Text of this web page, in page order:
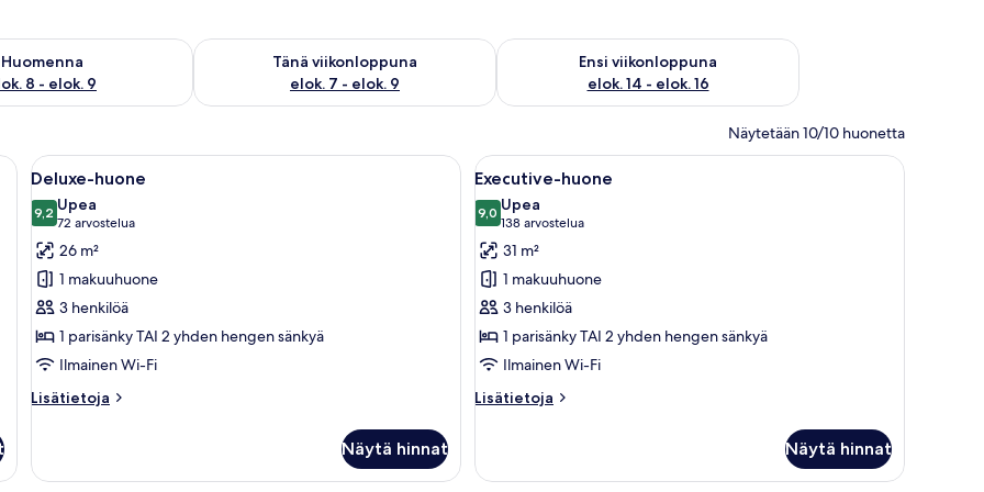
Huomenna
8 - elok. 9
saatavuus elok. 8 - elok. 9
Tänä viikonloppuna
elok. 7 - elok. 9
Tarkista tämän viikonlopun saatavuus elok. 7 - elok. 9
Ensi viikonloppuna
elok. 14 - elok. 16
Tarkista ensi viikonlopun saatavuus elok. 14 - elok. 16
Näytetään 10/10 huonetta
pieni pöytä, tuoleja, puhelin yöpöydällä ja ilmastointilaite seinässä.
Avaa
kaikki
huonetyypin
Deluxe-
huone
kuvat
Hotellihuone, jossa on sänky, yöpöydät, tuoli ja ilmastointilaite.
20
Deluxe-huone
9,29,2 kautta 10
Upea
72 arvostelua
(72
arvostelua)
26 m²
1 makuuhuone
3 henkilöä
1 parisänky TAI 2 yhden hengen sänkyä
Ilmainen Wi-Fi
Lisätietoja
Lisätietoja
Näytä hinnat
Avaa
kaikki
huonetyypin
Executive-
huone
kuvat
Hotellihuone, jossa on kaksi sänkyä, pieni
14
Executive-huone
9,09,0 kautta 10
Upea
138 arvostelua
(138
arvostelua)
31 m²
1 makuuhuone
3 henkilöä
1 parisänky TAI 2 yhden hengen sänkyä
Ilmainen Wi-Fi
Lisätietoja
Lisätietoja
Näytä hinnat